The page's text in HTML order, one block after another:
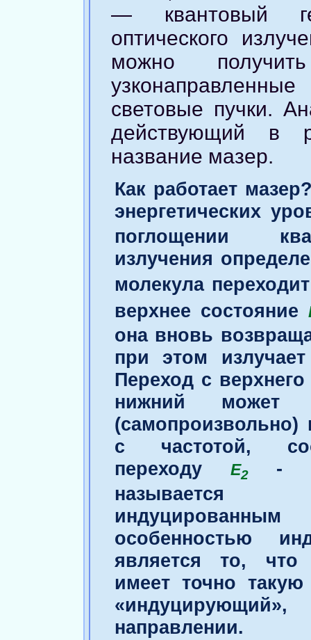
— квантовый
оптического
можно
световые пучки.
действующий в
название мазер.
Как работает
энергетических
поглощении
излучения
молекула
верхнее состояние
она вновь
при этом
Переход с верхнего
нижний может
(самопроизвольно)
с частотой,
переходу
Е2-
называется
особенностью
является то, что
имеет точно
направлении.